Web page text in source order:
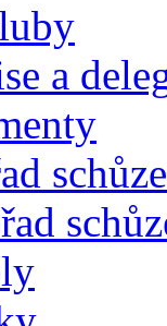
a
schůze